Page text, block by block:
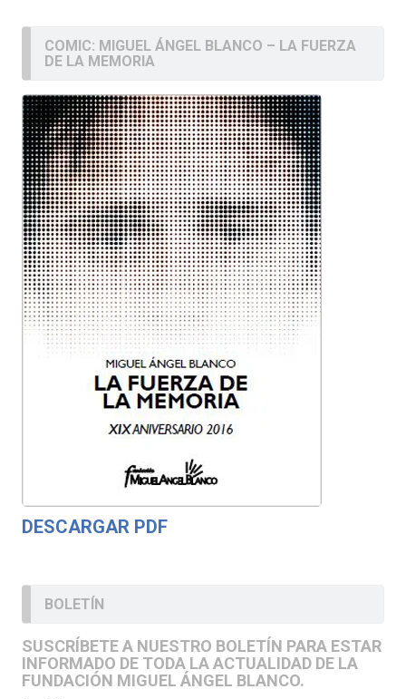
COMIC: MIGUEL ÁNGEL BLANCO – LA FUERZA
DE LA MEMORIA
DESCARGAR PDF
BOLETÍN
SUSCRÍBETE A NUESTRO BOLETÍN PARA ESTAR
INFORMADO DE TODA LA ACTUALIDAD DE LA
FUNDACIÓN MIGUEL ÁNGEL BLANCO.